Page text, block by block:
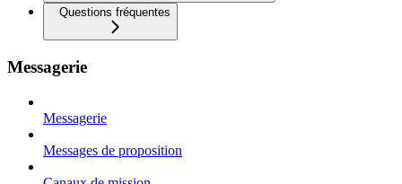
Questions fréquentes
Messagerie
Messagerie
Messages de proposition